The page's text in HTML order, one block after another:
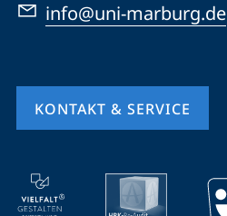
info@uni-marburg.de
KONTAKT & SERVICE
Mobile-
Service-